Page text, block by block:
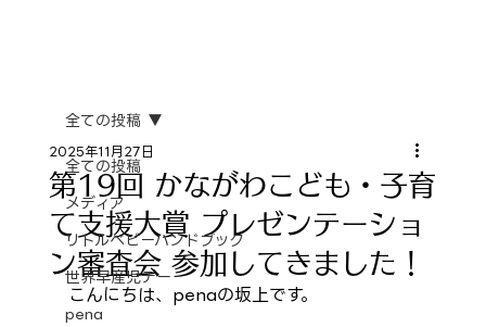
全ての投稿
メディア
リトルベビーハンドブック
世界早産児デー
pena
全ての投稿
第19回 かながわこども・子育
て支援大賞 プレゼンテーショ
ン審査会 参加してきました！
2025年11月27日
こんにちは、penaの坂上です。